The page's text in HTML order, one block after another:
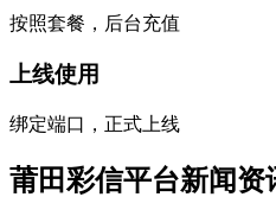
按照套餐，后台充值
上线使用
绑定端口，正式上线
莆田彩信平台新闻资